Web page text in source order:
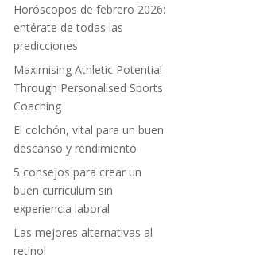
Horóscopos de febrero 2026:
entérate de todas las
predicciones
Maximising Athletic Potential
Through Personalised Sports
Coaching
El colchón, vital para un buen
descanso y rendimiento
5 consejos para crear un
buen currículum sin
experiencia laboral
Las mejores alternativas al
retinol